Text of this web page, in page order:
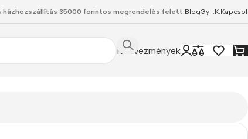
házhozszállítás 35000 forintos megrendelés felett.BlogGy.I.K.
Kedvezmények